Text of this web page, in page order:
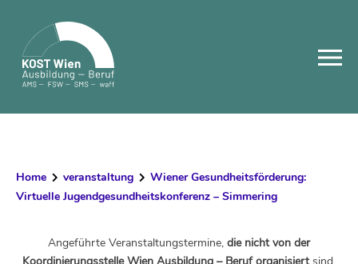
content
Home veranstaltung
Wiener Gesundheitsförderung:
Virtuelle Jugendgesundheitskonferenz – Simmering
Angeführte Veranstaltungstermine, die nicht von der